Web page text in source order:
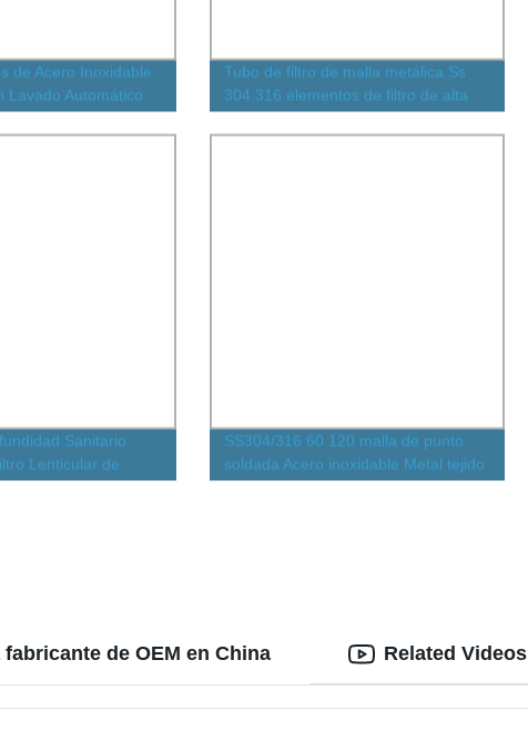
de Acero Inoxidable
Lavado Automático
de Agua, Tubo de
Automática, Filtro
Tubo de filtro de malla metálica Ss
304 316 elementos de filtro de alta
resistencia a la temperatura
Sanitario
Lenticular de
Acero Inoxidable
SS304/316 60 120 malla de punto
soldada Acero inoxidable Metal tejido
Malla de alambre para
de OEM en China Related Videos